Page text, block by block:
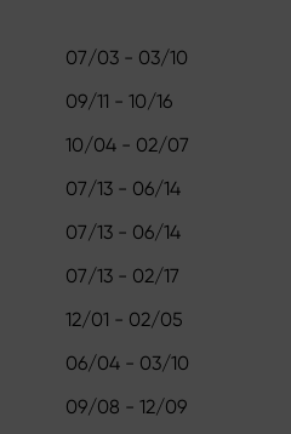
07/03 - 03/10
09/11 - 10/16
10/04 - 02/07
07/13 - 06/14
07/13 - 06/14
07/13 - 02/17
12/01 - 02/05
06/04 - 03/10
09/08 - 12/09